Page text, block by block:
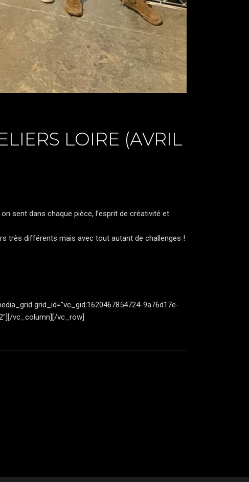
LOIRE (AVRIL
sent dans chaque pièce, l’esprit de créativité et
très différents mais avec tout autant de challenges !
grid_id=”vc_gid:1620467854724-9a76d17e-
vc_column][/vc_row]